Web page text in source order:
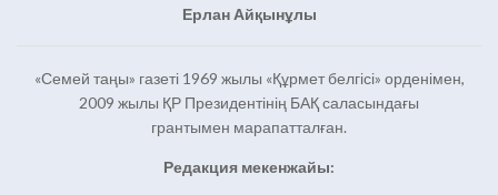
Ерлан Айқынұлы
«Семей таңы» газеті 1969 жылы «Құрмет белгісі» орденімен,
2009 жылы ҚР Президентінің БАҚ саласындағы
грантымен марапатталған.
Редакция мекенжайы: